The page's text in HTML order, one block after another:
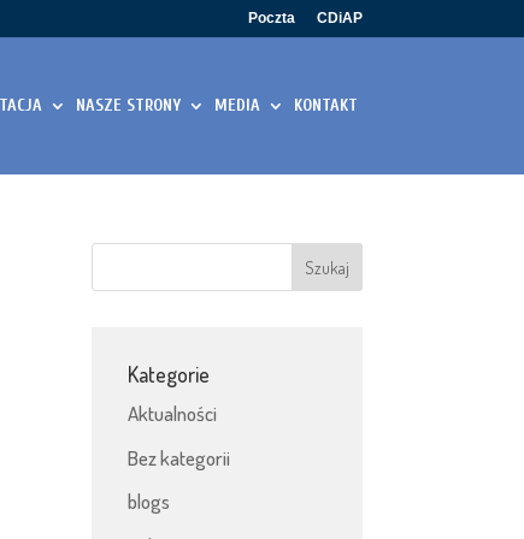
Poczta CDiAP
NASZE STRONY MEDIA KONTAKT
Kategorie
Aktualności
Bez kategorii
blogs